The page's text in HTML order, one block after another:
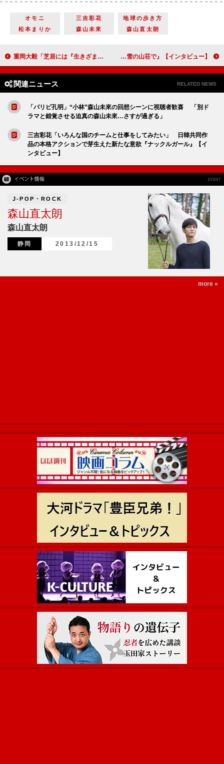
オモニ 三吉彩花
地球の歩き方
松本まりか
森山未來 森山直太朗
重岡大毅「芝居には『生きざま』が現れる」 東野圭吾原作の単独初主演映画でつかんだ俳優としての手応え 『ある閉ざされた雪の山荘で』【インタビュー】 岡山天音「今までと違う純貴くんが新鮮」 戸塚純貴「天音は似たタイプがいない役者」 10年来の友人同士が東野圭吾原作のサスペンス・エンターテインメントで共演 『ある閉ざされた雪の山荘で』【インタビュー】
関連ニュース RELATED NEWS
「パリピ孔明」“小林”森山未來の回想シーンに視聴者歓喜 「別ド
ラマと錯覚させる迫真の森山未來…さすが過ぎる」
三吉彩花「いろんな国のチームと仕事をしてみたい」 日韓共同作
品の本格アクションで芽生えた新たな意欲『ナックルガール』【イ
ンタビュー】
J-POP・ROCK
森山直太朗
森山直太朗
静岡 2013/12/15
more »